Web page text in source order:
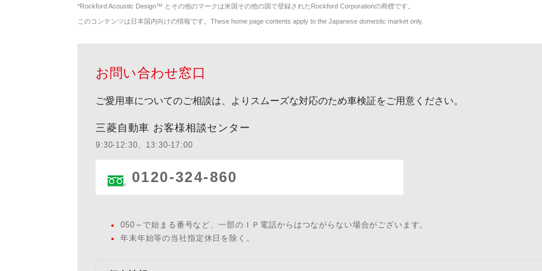
*Rockford Acoustic Design™ とその他のマークは米国その他の国で登録されたRockford Corporationの商標です。
このコンテンツは日本国内向けの情報です。These home page contents apply to the Japanese domestic market only.
お問い合わせ窓口
ご愛用車についてのご相談は、よりスムーズな対応のため車検証をご用意ください。
三菱自動車 お客様相談センター
9:30-12:30、13:30-17:00
0120-324-860
050～で始まる番号など、一部のＩＰ電話からはつながらない場合がございます。
年末年始等の当社指定休日を除く。